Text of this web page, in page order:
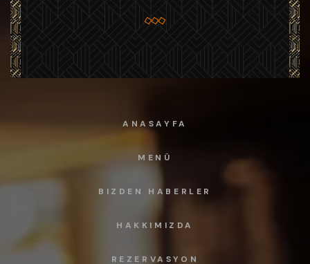
ANASAYFA
MENÜ
BIZDEN HABERLER
HAKKIMIZDA
REZERVASYON